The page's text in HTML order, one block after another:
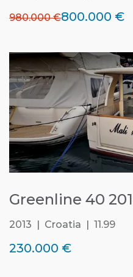
980.000 €800.000 €
Greenline 40
2013 | Croatia | 11.99
230.000 €